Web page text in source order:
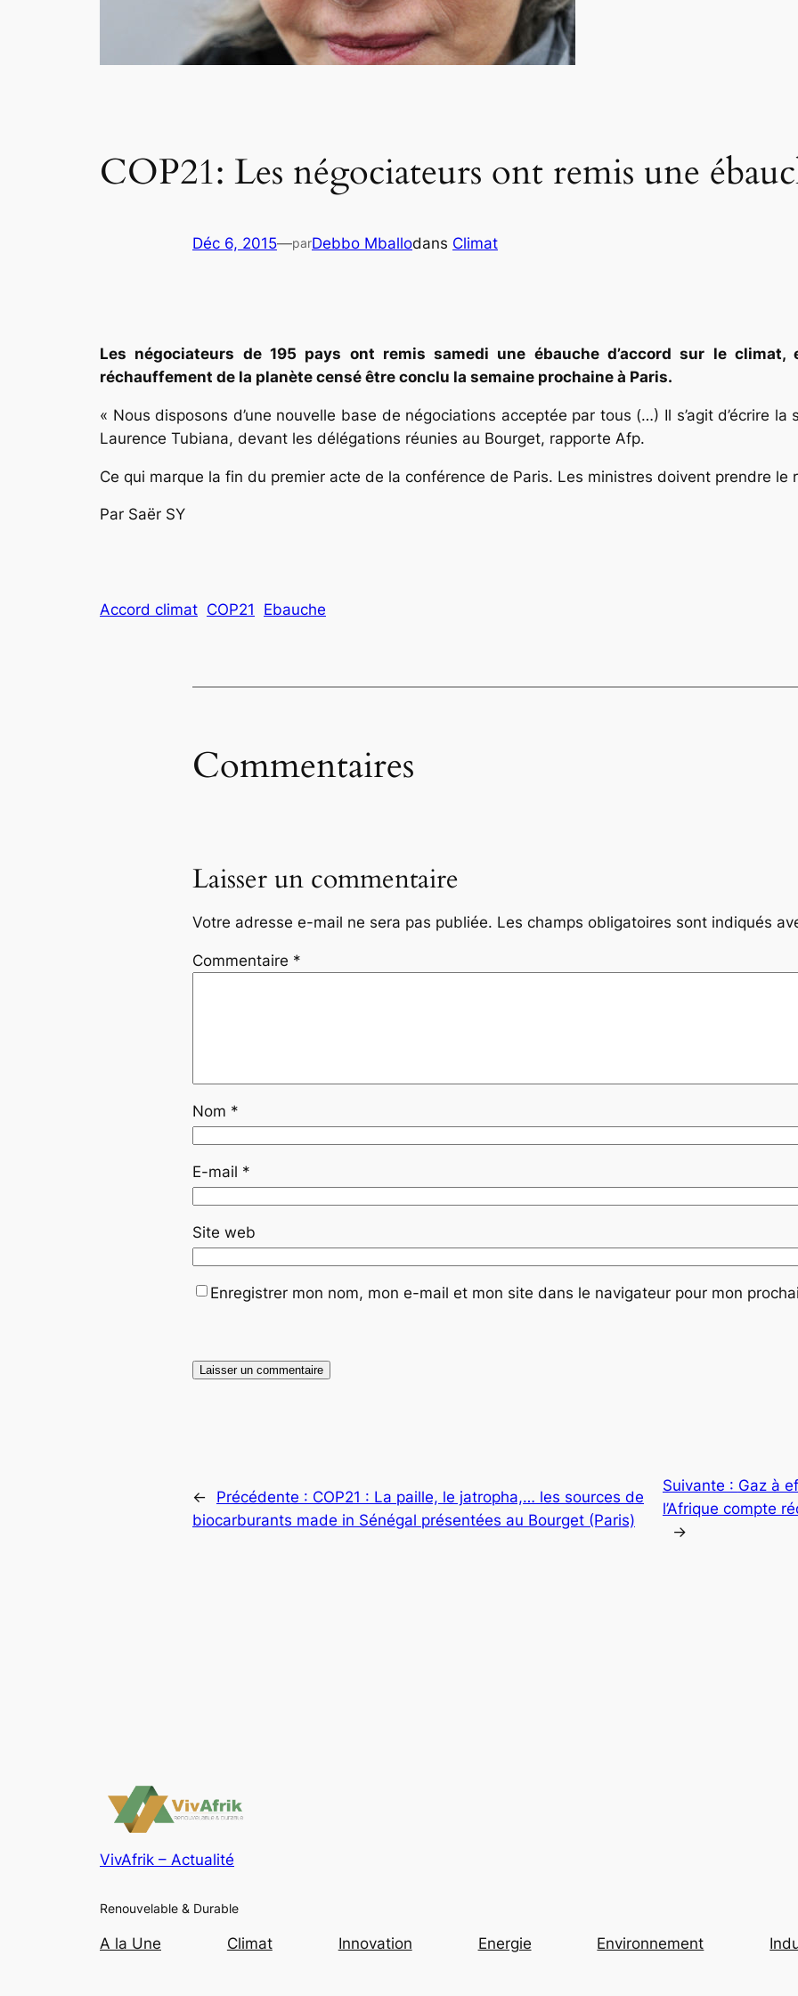
COP21: Les négociateurs ont remis une
Déc 6, 2015—parDebbo Mballodans Climat
Les négociateurs de 195 pays ont remis samedi une ébauche d’accord sur le
réchauffement de la planète censé être conclu la semaine prochaine à Paris.
« Nous disposons d’une nouvelle base de négociations acceptée par tous (…) Il s’agit d’écrire
Laurence Tubiana, devant les délégations réunies au Bourget, rapporte Afp.
Ce qui marque la fin du premier acte de la conférence de Paris. Les ministres doivent prendre le
Par Saër SY
Accord climat COP21 Ebauche
Commentaires
Laisser un commentaire
Votre adresse e-mail ne sera pas publiée. Les champs obligatoires sont indiqués
Commentaire *
Nom *
E-mail *
Site web
Enregistrer mon nom, mon e-mail et mon site dans le navigateur pour mon
← Précédente : COP21 : La paille, le jatropha,… les sources de
biocarburants made in Sénégal présentées au Bourget (Paris)
Suivante : Gaz à
l’Afrique compte
→
VivAfrik – Actualité
Renouvelable & Durable
A la Une Climat Innovation Energie Environnement